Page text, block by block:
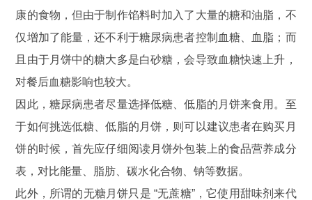
康的食物，但由于制作馅料时加入了大量的糖和油脂，不
仅增加了能量，还不利于糖尿病患者控制血糖、血脂；而
且由于月饼中的糖大多是白砂糖，会导致血糖快速上升，
对餐后血糖影响也较大。
因此，糖尿病患者尽量选择低糖、低脂的月饼来食用。至
于如何挑选低糖、低脂的月饼，则可以建议患者在购买月
饼的时候，首先应仔细阅读月饼外包装上的食品营养成分
表，对比能量、脂肪、碳水化合物、钠等数据。
此外，所谓的无糖月饼只是 “无蔗糖”，它使用甜味剂来代